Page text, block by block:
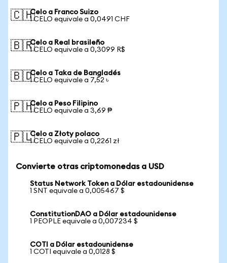
🇨🇭Celo a Franco Suizo
1 CELO equivale a 0,0491 CHF
🇧🇷Celo a Real brasileño
1 CELO equivale a 0,3099 R$
🇧🇩Celo a Taka de Bangladés
1 CELO equivale a 7,52 ৳
🇵🇭Celo a Peso Filipino
1 CELO equivale a 3,69 ₱
🇵🇱Celo a Złoty polaco
1 CELO equivale a 0,2261 zł
Convierte otras criptomonedas a USD
Status Network Token a Dólar estadounidense
1 SNT equivale a 0,005467 $
ConstitutionDAO a Dólar estadounidense
1 PEOPLE equivale a 0,007234 $
COTI a Dólar estadounidense
1 COTI equivale a 0,0128 $